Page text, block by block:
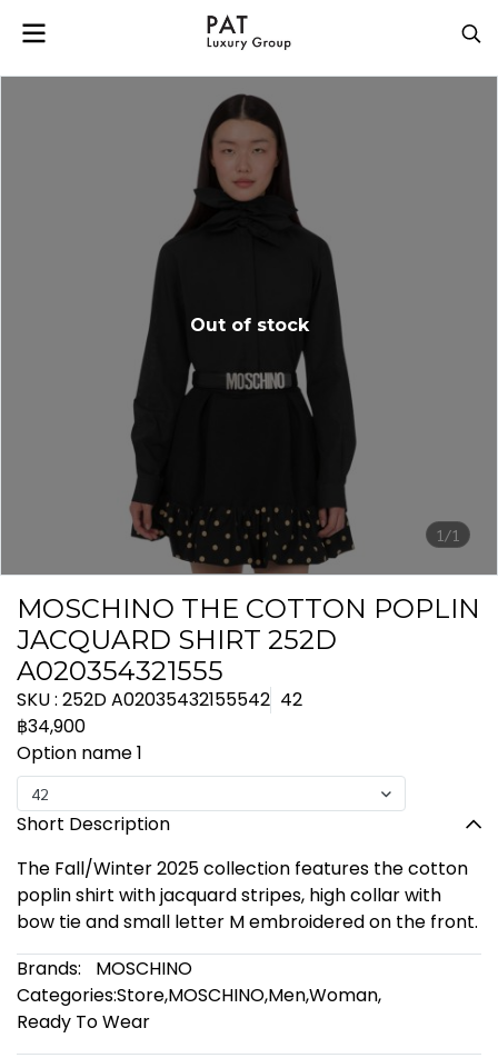
1/1
Out of stock
MOSCHINO THE COTTON POPLIN
JACQUARD SHIRT 252D
A020354321555
SKU : 252D A02035432155542 42
฿34,900
Option name 1
42
Short Description
The Fall/Winter 2025 collection features the cotton
poplin shirt with jacquard stripes, high collar with
bow tie and small letter M embroidered on the front.
Brands:
MOSCHINO
Categories:Store,MOSCHINO,Men,Woman,
Ready To Wear